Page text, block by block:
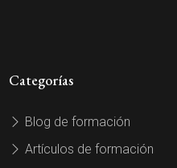
Categorías
Blog de formación
Artículos de formación